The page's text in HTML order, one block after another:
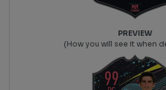
PREVIEW
(How you will see it when